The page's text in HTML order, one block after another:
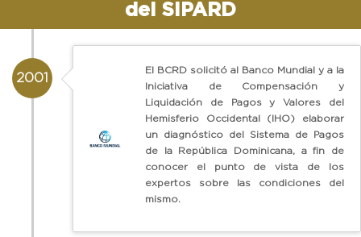
del SIPARD
2001
El BCRD solicitó al Banco Mundial y a la
Iniciativa de Compensación y
Liquidación de Pagos y Valores del
Hemisferio Occidental (IHO) elaborar
un diagnóstico del Sistema de Pagos
de la República Dominicana, a fin de
conocer el punto de vista de los
expertos sobre las condiciones del
mismo.